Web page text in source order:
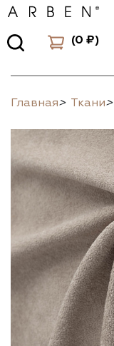
(0 ₽)
Главная> Ткани>